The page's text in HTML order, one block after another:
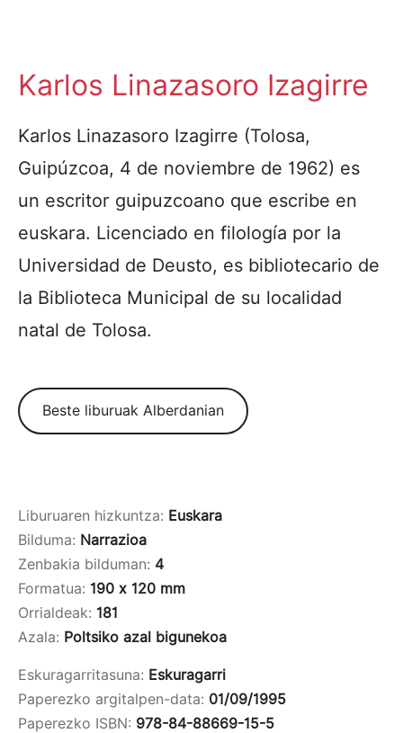
Karlos Linazasoro Izagirre
Karlos Linazasoro Izagirre (Tolosa,
Guipúzcoa, 4 de noviembre de 1962) es
un escritor guipuzcoano que escribe en
euskara. Licenciado en filología por la
Universidad de Deusto, es bibliotecario de
la Biblioteca Municipal de su localidad
natal de Tolosa.
Beste liburuak Alberdanian
Liburuaren hizkuntza: Euskara
Bilduma: Narrazioa
Zenbakia bilduman: 4
Formatua: 190 x 120 mm
Orrialdeak: 181
Azala: Poltsiko azal bigunekoa
Eskuragarritasuna: Eskuragarri
Paperezko argitalpen-data: 01/09/1995
Paperezko ISBN: 978-84-88669-15-5